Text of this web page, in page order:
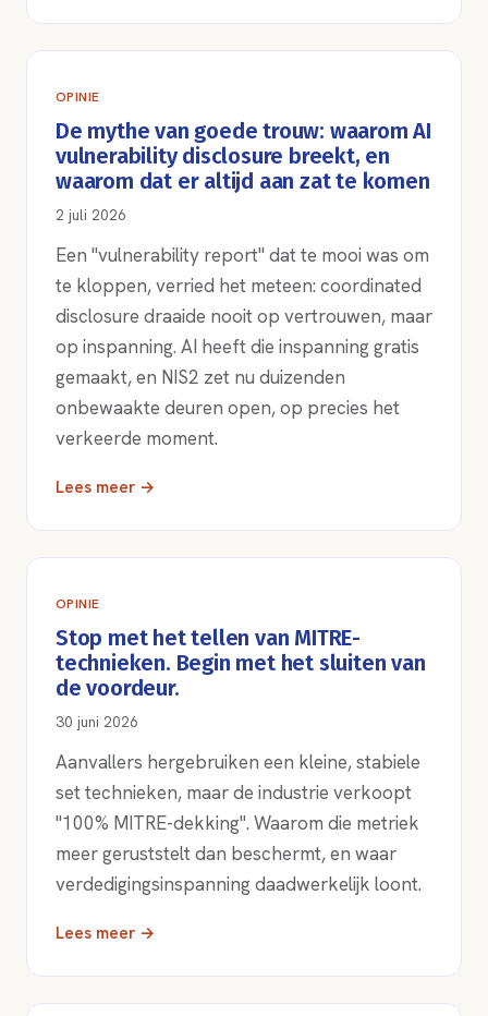
OPINIE
De mythe van goede trouw: waarom AI
vulnerability disclosure breekt, en
waarom dat er altijd aan zat te komen
2 juli 2026
Een "vulnerability report" dat te mooi was om
te kloppen, verried het meteen: coordinated
disclosure draaide nooit op vertrouwen, maar
op inspanning. AI heeft die inspanning gratis
gemaakt, en NIS2 zet nu duizenden
onbewaakte deuren open, op precies het
verkeerde moment.
Lees meer →
OPINIE
Stop met het tellen van MITRE-
technieken. Begin met het sluiten van
de voordeur.
30 juni 2026
Aanvallers hergebruiken een kleine, stabiele
set technieken, maar de industrie verkoopt
"100% MITRE-dekking". Waarom die metriek
meer geruststelt dan beschermt, en waar
verdedigingsinspanning daadwerkelijk loont.
Lees meer →